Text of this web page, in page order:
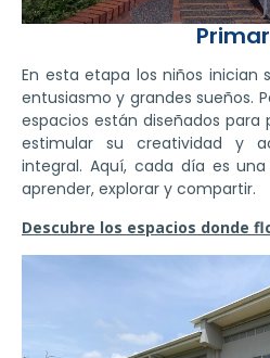
En esta etapa los niños
entusiasmo y grandes sueños.
espacios están diseñados para
estimular su creatividad y
integral. Aquí, cada día es
aprender, explorar y compartir.
Descubre los espacios donde